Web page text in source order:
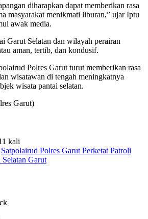
diharapkan dapat memberikan rasa
masyarakat menikmati liburan,” ujar Iptu
awak media.
Garut Selatan dan wilayah perairan
aman, tertib, dan kondusif.
Polres Garut turut memberikan rasa
wisatawan di tengah meningkatnya
wisata pantai selatan.
Garut)
kali
Satpolairud Polres Garut Perketat Patroli
Selatan Garut